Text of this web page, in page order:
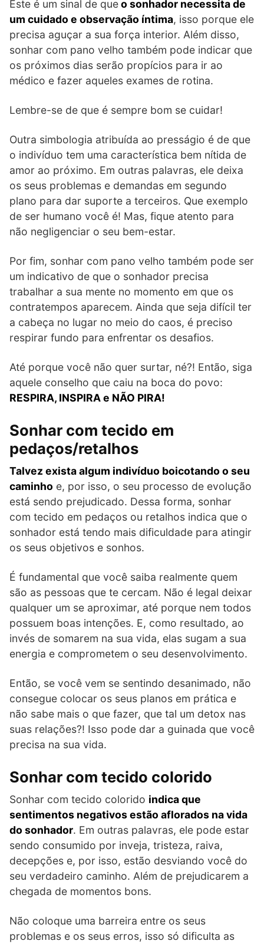
Este é um sinal de queo sonhador necessita de
um cuidado e observação íntima, isso porque ele
precisa aguçar a sua força interior. Além disso,
sonhar com pano velho também pode indicar que
os próximos dias serão propícios para ir ao
médico e fazer aqueles exames de rotina.
Lembre-se de que é sempre bom se cuidar!
Outra simbologia atribuída ao presságio é de que
o indivíduo tem uma característica bem nítida de
amor ao próximo. Em outras palavras, ele deixa
os seus problemas e demandas em segundo
plano para dar suporte a terceiros. Que exemplo
de ser humano você é! Mas, fique atento para
não negligenciar o seu bem-estar.
Por fim, sonhar com pano velho também pode ser
um indicativo de que o sonhador precisa
trabalhar a sua mente no momento em que os
contratempos aparecem. Ainda que seja difícil ter
a cabeça no lugar no meio do caos, é preciso
respirar fundo para enfrentar os desafios.
Até porque você não quer surtar, né?! Então, siga
aquele conselho que caiu na boca do povo:
RESPIRA, INSPIRA e NÃO PIRA!
Sonhar com tecido em
pedaços/retalhos
Talvez exista algum indivíduo boicotando o seu
caminho e, por isso, o seu processo de evolução
está sendo prejudicado. Dessa forma, sonhar
com tecido em pedaços ou retalhos indica que o
sonhador está tendo mais dificuldade para atingir
os seus objetivos e sonhos.
É fundamental que você saiba realmente quem
são as pessoas que te cercam. Não é legal deixar
qualquer um se aproximar, até porque nem todos
possuem boas intenções. E, como resultado, ao
invés de somarem na sua vida, elas sugam a sua
energia e comprometem o seu desenvolvimento.
Então, se você vem se sentindo desanimado, não
consegue colocar os seus planos em prática e
não sabe mais o que fazer, que tal um detox nas
suas relações?! Isso pode dar a guinada que você
precisa na sua vida.
Sonhar com tecido colorido
Sonhar com tecido colorido indica que
sentimentos negativos estão aflorados na vida
do sonhador. Em outras palavras, ele pode estar
sendo consumido por inveja, tristeza, raiva,
decepções e, por isso, estão desviando você do
seu verdadeiro caminho. Além de prejudicarem a
chegada de momentos bons.
Não coloque uma barreira entre os seus
problemas e os seus erros, isso só dificulta as